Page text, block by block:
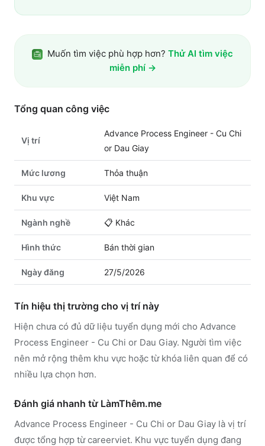
Muốn tìm việc phù hợp hơn? Thử AI tìm việc
miễn phí →
Tổng quan công việc
Vị trí
Advance Process Engineer - Cu Chi
or Dau Giay
Mức lương Thỏa thuận
Khu vực Việt Nam
Ngành nghề 📋 Khác
Hình thức Bán thời gian
Ngày đăng 27/5/2026
Tín hiệu thị trường cho vị trí này
Hiện chưa có đủ dữ liệu tuyển dụng mới cho Advance
Process Engineer - Cu Chi or Dau Giay. Người tìm việc
nên mở rộng thêm khu vực hoặc từ khóa liên quan để có
nhiều lựa chọn hơn.
Đánh giá nhanh từ LàmThêm.me
Advance Process Engineer - Cu Chi or Dau Giay là vị trí
được tổng hợp từ careerviet. Khu vực tuyển dụng đang